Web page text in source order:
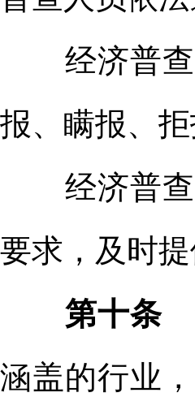
经济普查
报、瞒报、
经济普查
要求，及时
第十条
涵盖的行业